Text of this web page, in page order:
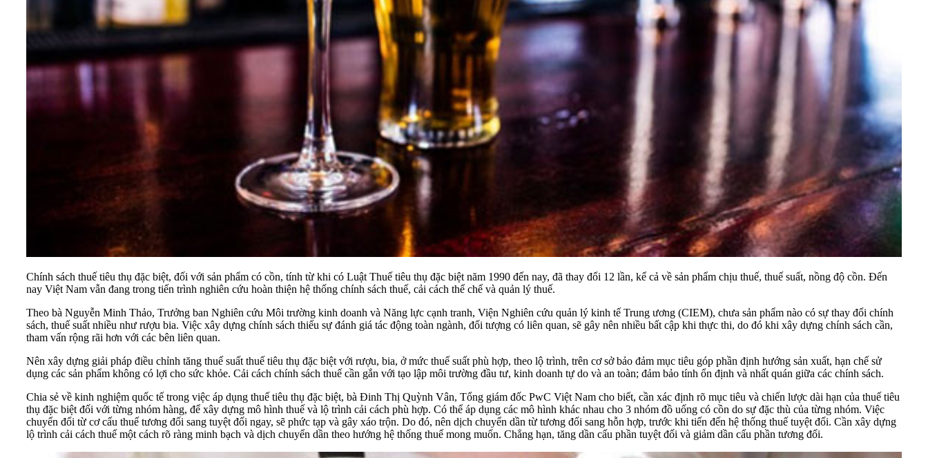
Chính sách thuế tiêu thụ đặc biệt, đối với sản phẩm có cồn, tính từ khi có Luật Thuế tiêu thụ đặc biệt năm 1990 đến nay, đã thay đổi 12 lần, kể cả về sản phẩm chịu thuế, thuế suất, nồng độ cồn. Đến
nay Việt Nam vẫn đang trong tiến trình nghiên cứu hoàn thiện hệ thống chính sách thuế, cải cách thể chế và quản lý thuế.
Theo bà Nguyễn Minh Thảo, Trưởng ban Nghiên cứu Môi trường kinh doanh và Năng lực cạnh tranh, Viện Nghiên cứu quản lý kinh tế Trung ương (CIEM), chưa sản phẩm nào có sự thay đổi chính
sách, thuế suất nhiều như rượu bia. Việc xây dựng chính sách thiếu sự đánh giá tác động toàn ngành, đối tượng có liên quan, sẽ gây nên nhiều bất cập khi thực thi, do đó khi xây dựng chính sách cần,
tham vấn rộng rãi hơn với các bên liên quan.
Nên xây dựng giải pháp điều chỉnh tăng thuế suất thuế tiêu thụ đặc biệt với rượu, bia, ở mức thuế suất phù hợp, theo lộ trình, trên cơ sở bảo đảm mục tiêu góp phần định hướng sản xuất, hạn chế sử
dụng các sản phẩm không có lợi cho sức khỏe. Cải cách chính sách thuế cần gắn với tạo lập môi trường đầu tư, kinh doanh tự do và an toàn; đảm bảo tính ổn định và nhất quán giữa các chính sách.
Chia sẻ về kinh nghiệm quốc tế trong việc áp dụng thuế tiêu thụ đặc biệt, bà Đinh Thị Quỳnh Vân, Tổng giám đốc PwC Việt Nam cho biết, cần xác định rõ mục tiêu và chiến lược dài hạn của thuế tiêu
thụ đặc biệt đối với từng nhóm hàng, để xây dựng mô hình thuế và lộ trình cải cách phù hợp. Có thể áp dụng các mô hình khác nhau cho 3 nhóm đồ uống có cồn do sự đặc thù của từng nhóm. Việc
chuyển đổi từ cơ cấu thuế tương đối sang tuyệt đối ngay, sẽ phức tạp và gây xáo trộn. Do đó, nên dịch chuyển dần từ tương đối sang hỗn hợp, trước khi tiến đến hệ thống thuế tuyệt đối. Cần xây dựng
lộ trình cải cách thuế một cách rõ ràng minh bạch và dịch chuyển dần theo hướng hệ thống thuế mong muốn. Chẳng hạn, tăng dần cấu phần tuyệt đối và giảm dần cấu phần tương đối.